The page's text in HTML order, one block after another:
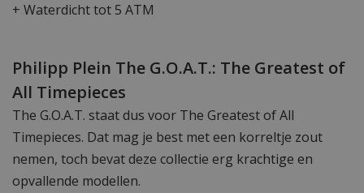
+ Waterdicht tot 5 ATM
Philipp Plein The G.O.A.T.: The Greatest of
All Timepieces
The G.O.A.T. staat dus voor The Greatest of All
Timepieces. Dat mag je best met een korreltje zout
nemen, toch bevat deze collectie erg krachtige en
opvallende modellen.